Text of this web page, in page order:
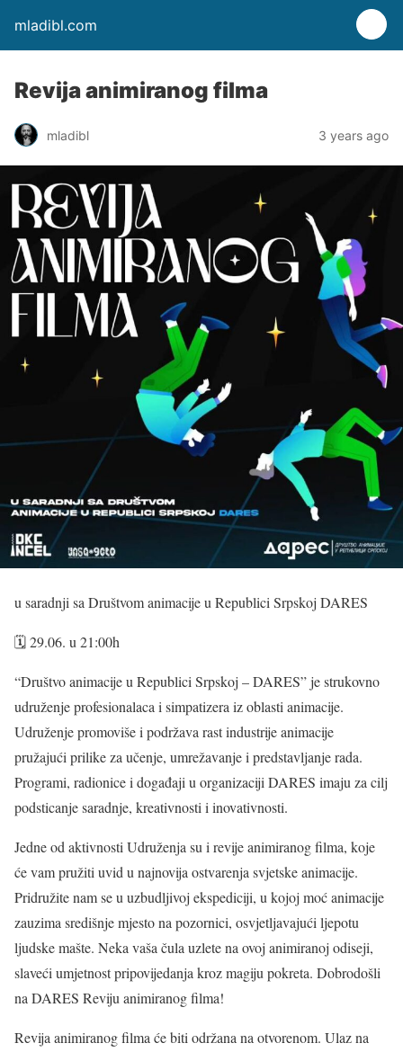
mladibl.com
Revija animiranog filma
mladibl 3 years ago
u saradnji sa Društvom animacije u Republici Srpskoj DARES
🗓 29.06. u 21:00h
“Društvo animacije u Republici Srpskoj – DARES” je strukovno
udruženje profesionalaca i simpatizera iz oblasti animacije.
Udruženje promoviše i podržava rast industrije animacije
pružajući prilike za učenje, umrežavanje i predstavljanje rada.
Programi, radionice i događaji u organizaciji DARES imaju za cilj
podsticanje saradnje, kreativnosti i inovativnosti.
Jedne od aktivnosti Udruženja su i revije animiranog filma, koje
će vam pružiti uvid u najnovija ostvarenja svjetske animacije.
Pridružite nam se u uzbudljivoj ekspediciji, u kojoj moć animacije
zauzima središnje mjesto na pozornici, osvjetljavajući ljepotu
ljudske mašte. Neka vaša čula uzlete na ovoj animiranoj odiseji,
slaveći umjetnost pripovijedanja kroz magiju pokreta. Dobrodošli
na DARES Reviju animiranog filma!
Revija animiranog filma će biti održana na otvorenom. Ulaz na